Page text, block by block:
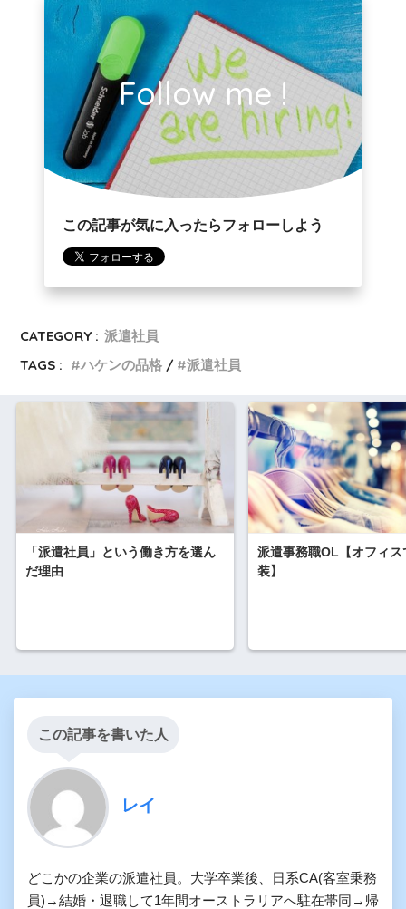
Follow me !
この記事が気に入ったらフォローしよう
CATEGORY : 派遣社員
TAGS :
ハケンの品格 派遣社員
「派遣社員」という働き方を選ん
だ理由
派遣事務職OL【オフィス
装】
この記事を書いた人
レイ
どこかの企業の派遣社員。大学卒業後、日系CA(客室乗務
員)→結婚・退職して1年間オーストラリアへ駐在帯同→帰